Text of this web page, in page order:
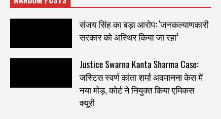
संजय सिंह का बड़ा आरोप: ‘जनकल्याणकारी
सरकार को अस्थिर किया जा रहा’
Justice Swarna Kanta Sharma Case:
जस्टिस स्वर्ण कांता शर्मा अवमानना केस में
नया मोड़, कोर्ट ने नियुक्त किया एमिकस
क्यूरी